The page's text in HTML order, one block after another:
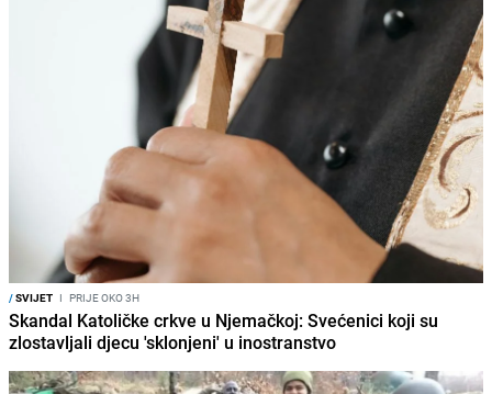
/SVIJET I PRIJE OKO 3H
Skandal Katoličke crkve u Njemačkoj: Svećenici koji su
zlostavljali djecu 'sklonjeni' u inostranstvo